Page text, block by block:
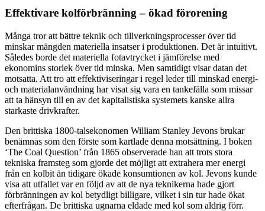
Effektivare kolförbränning – ökad förorening
Många tror att bättre teknik och tillverkningsprocesser över tid
minskar mängden materiella insatser i produktionen. Det är intuitivt.
Således borde det materiella fotavtrycket i jämförelse med
ekonomins storlek över tid minska. Men samtidigt visar datan det
motsatta. Att tro att effektiviseringar i regel leder till minskad energi-
och materialanvändning har visat sig vara en tankefälla som missar
att ta hänsyn till en av det kapitalistiska systemets kanske allra
starkaste drivkrafter.
Den brittiska 1800-talsekonomen William Stanley Jevons brukar
benämnas som den förste som kartlade denna motsättning. I boken
‘The Coal Question’ från 1865 observerade han att trots stora
tekniska framsteg som gjorde det möjligt att extrahera mer energi
från en kolbit än tidigare ökade konsumtionen av kol. Jevons kunde
visa att utfallet var en följd av att de nya teknikerna hade gjort
förbränningen av kol betydligt billigare, vilket i sin tur hade ökat
efterfrågan. De brittiska ugnarna eldade med kol som aldrig förr.